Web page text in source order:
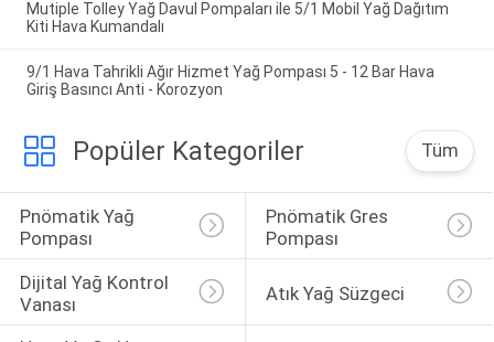
Mutiple Tolley Yağ Davul Pompaları ile 5/1 Mobil Yağ Dağıtım
Kiti Hava Kumandalı
9/1 Hava Tahrikli Ağır Hizmet Yağ Pompası 5 - 12 Bar Hava
Giriş Basıncı Anti - Korozyon
Popüler Kategoriler Tüm
Pnömatik Yağ
Pompası
Pnömatik Gres
Pompası
Dijital Yağ Kontrol
Vanası
Atık Yağ Süzgeci